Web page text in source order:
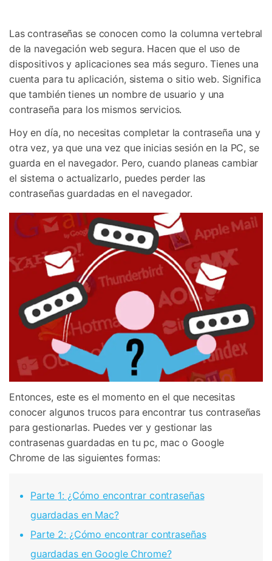
Reparación de Móviles
Protección del Móvil
Encuentra Más Soluciones
Las contraseñas se conocen como la columna vertebral
de la navegación web segura. Hacen que el uso de
dispositivos y aplicaciones sea más seguro. Tienes una
cuenta para tu aplicación, sistema o sitio web. Significa
que también tienes un nombre de usuario y una
contraseña para los mismos servicios.
Hoy en día, no necesitas completar la contraseña una y
otra vez, ya que una vez que inicias sesión en la PC, se
guarda en el navegador. Pero, cuando planeas cambiar
el sistema o actualizarlo, puedes perder las
contraseñas guardadas en el navegador.
Entonces, este es el momento en el que necesitas
conocer algunos trucos para encontrar tus contraseñas
para gestionarlas. Puedes ver y gestionar las
contrasenas guardadas en tu pc, mac o Google
Chrome de las siguientes formas:
Parte 1: ¿Cómo encontrar contraseñas
guardadas en Mac?
Parte 2: ¿Cómo encontrar contraseñas
guardadas en Google Chrome?